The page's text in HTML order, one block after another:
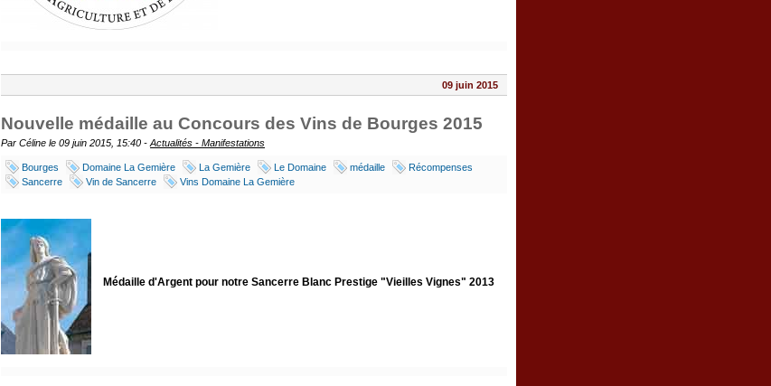
09 juin 2015
Nouvelle médaille au Concours des Vins de Bourges 2015
Par Céline le 09 juin 2015, 15:40 - Actualités - Manifestations
Bourges Domaine La Gemière La Gemière Le Domaine médaille
Récompenses
Sancerre
Vin de Sancerre Vins Domaine La Gemière
Médaille d'Argent pour notre Sancerre Blanc Prestige "Vieilles Vignes" 2013